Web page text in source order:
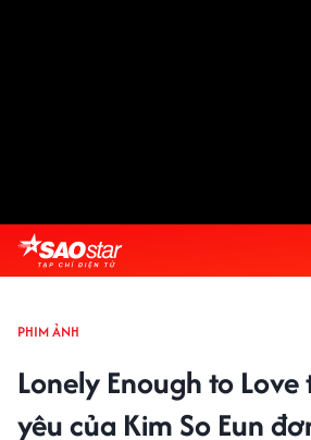
PHIM ẢNH
Lonely Enough to
yêu của Kim So Eun